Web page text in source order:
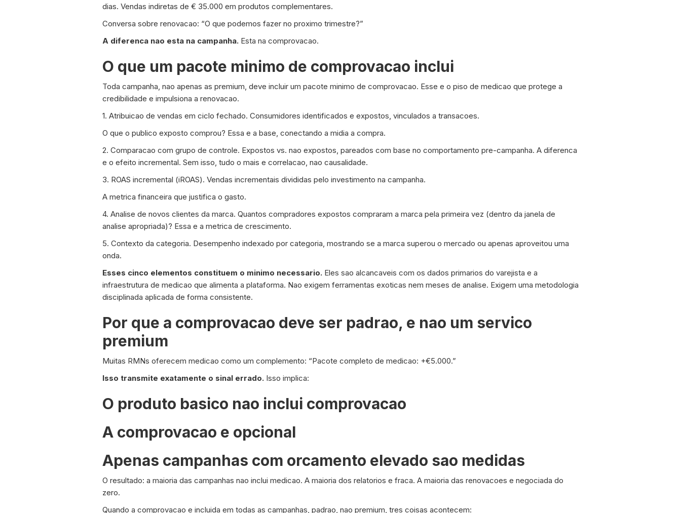
dias. Vendas indiretas de € 35.000 em produtos complementares.
Conversa sobre renovacao: “O que podemos fazer no proximo trimestre?”
A diferenca nao esta na campanha. Esta na comprovacao.
O que um pacote minimo de comprovacao inclui
Toda campanha, nao apenas as premium, deve incluir um pacote minimo de comprovacao. Esse e o piso de medicao que protege a
credibilidade e impulsiona a renovacao.
1. Atribuicao de vendas em ciclo fechado. Consumidores identificados e expostos, vinculados a transacoes.
O que o publico exposto comprou? Essa e a base, conectando a midia a compra.
2. Comparacao com grupo de controle. Expostos vs. nao expostos, pareados com base no comportamento pre-campanha. A diferenca
e o efeito incremental. Sem isso, tudo o mais e correlacao, nao causalidade.
3. ROAS incremental (iROAS). Vendas incrementais divididas pelo investimento na campanha.
A metrica financeira que justifica o gasto.
4. Analise de novos clientes da marca. Quantos compradores expostos compraram a marca pela primeira vez (dentro da janela de
analise apropriada)? Essa e a metrica de crescimento.
5. Contexto da categoria. Desempenho indexado por categoria, mostrando se a marca superou o mercado ou apenas aproveitou uma
onda.
Esses cinco elementos constituem o minimo necessario. Eles sao alcancaveis com os dados primarios do varejista e a
infraestrutura de medicao que alimenta a plataforma. Nao exigem ferramentas exoticas nem meses de analise. Exigem uma metodologia
disciplinada aplicada de forma consistente.
Por que a comprovacao deve ser padrao, e nao um servico
premium
Muitas RMNs oferecem medicao como um complemento: “Pacote completo de medicao: +€5.000.”
Isso transmite exatamente o sinal errado. Isso implica:
O produto basico nao inclui comprovacao
A comprovacao e opcional
Apenas campanhas com orcamento elevado sao medidas
O resultado: a maioria das campanhas nao inclui medicao. A maioria dos relatorios e fraca. A maioria das renovacoes e negociada do
zero.
Quando a comprovacao e incluida em todas as campanhas, padrao, nao premium, tres coisas acontecem: